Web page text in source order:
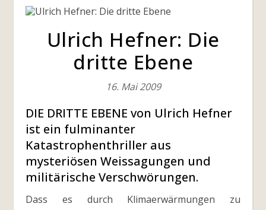
Ulrich Hefner: Die
dritte Ebene
16. Mai 2009
DIE DRITTE EBENE von Ulrich Hefner
ist ein fulminanter
Katastrophenthriller aus
mysteriösen Weissagungen und
militärische Verschwörungen.
Dass es durch Klimaerwärmungen zu